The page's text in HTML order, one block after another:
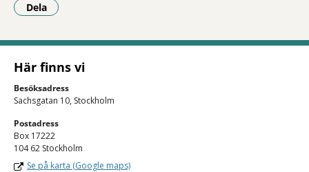
Dela
- Klicka för att öppna delningsalternativ.
Här finns vi
Besöksadress
Sachsgatan 10, Stockholm
Postadress
Box 17222
104 62 Stockholm
Se på karta (Google maps)